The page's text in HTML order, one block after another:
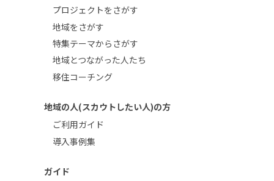
プロジェクトをさがす
地域をさがす
特集テーマからさがす
地域とつながった人たち
移住コーチング
地域の人(スカウトしたい人)の方
ご利用ガイド
導入事例集
ガイド